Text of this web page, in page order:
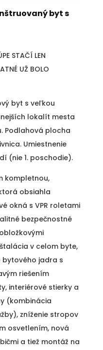
byt s
STAČÍ LEN
UŽ BOLO
byt s veľkou
lokalít mesta
Podlahová plocha
Umiestnenie
(nie 1. poschodie).
kompletnou,
obsiahla
okná s VPR roletami
bezpečnostné
v celom byte,
jadra s
riešením
interiérové stierky a
(kombinácia
zníženie stropov
osvetlením, nová
a tiež montáž na